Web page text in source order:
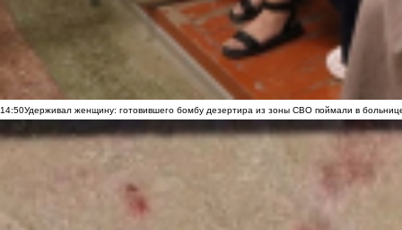
14:50Удерживал женщину: готовившего бомбу дезертира из зоны СВО поймали в